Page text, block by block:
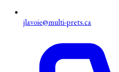
jlavoie@multi-prets.ca